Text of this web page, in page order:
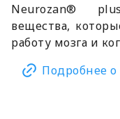
Neurozan®
вещества,
работу мозга и
Подробнее о